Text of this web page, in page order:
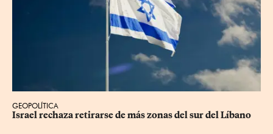
GEOPOLÍTICA
Israel rechaza retirarse de más zonas del sur del Líbano